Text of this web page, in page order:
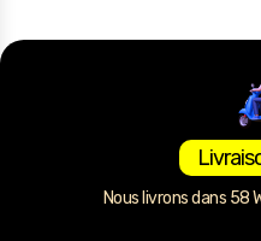
Nous livrons dans 58